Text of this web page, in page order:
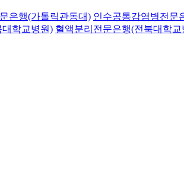
은행(가톨릭관동대) 인수공통감염병전문
학교병원) 혈액분리전문은행(전북대학교